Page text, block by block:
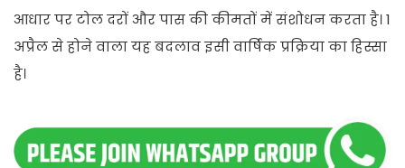
आधार पर टोल दरों और पास की कीमतों में संशोधन करता है। 1
अप्रैल से होने वाला यह बदलाव इसी वार्षिक प्रक्रिया का हिस्सा
है।